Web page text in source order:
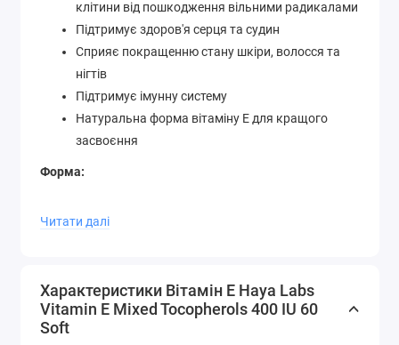
клітини від пошкодження вільними радикалами
Підтримує здоров'я серця та судин
Сприяє покращенню стану шкіри, волосся та
нігтів
Підтримує імунну систему
Натуральна форма вітаміну E для кращого
засвоєння
Форма:
прийому і кращого засвоєння
Приймайте 1 капсулу на день під час їжі або за
рекомендацією фахівця.
Читати далі
Характеристики Вітамін Е Haya Labs
Vitamin E Mixed Tocopherols 400 IU 60
Soft